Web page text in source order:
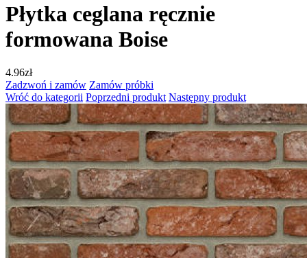
Płytka ceglana ręcznie
formowana Boise
4.96zł
Zadzwoń i zamów Zamów próbki
Wróć do kategorii Poprzedni produkt Następny produkt